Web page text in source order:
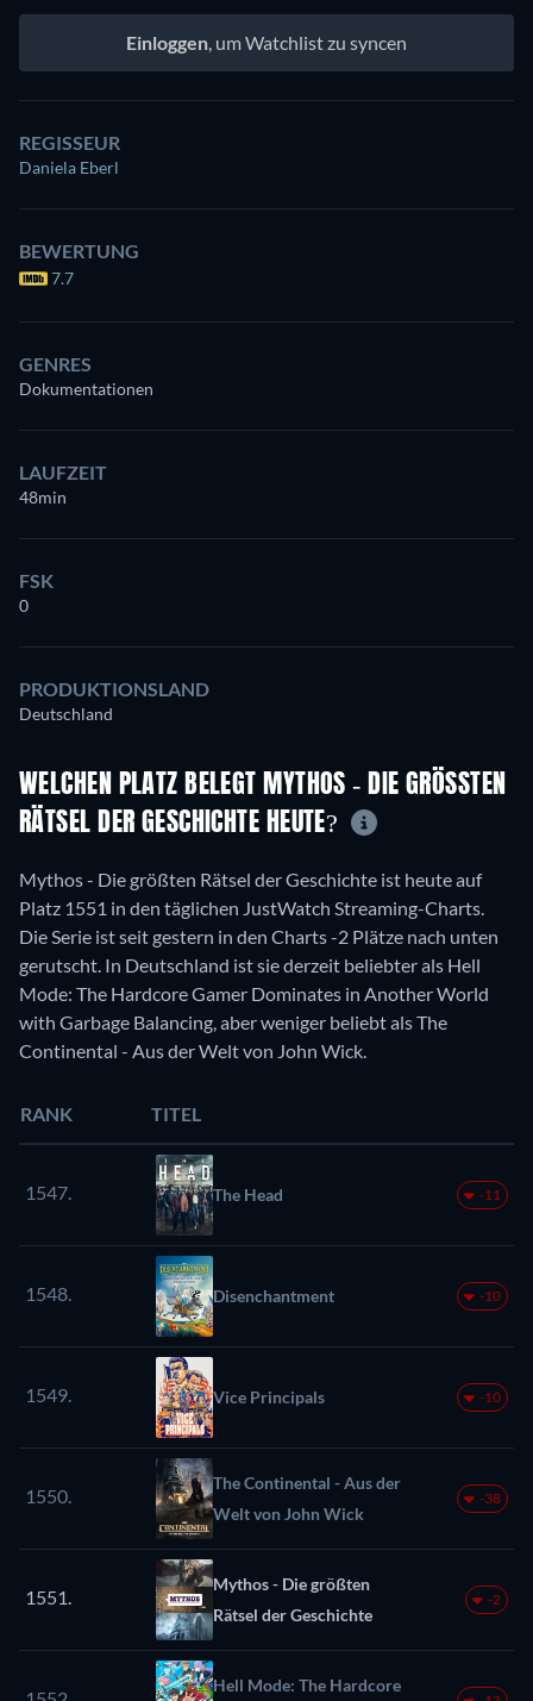
Einloggen, um Watchlist zu syncen
REGISSEUR
Daniela Eberl
BEWERTUNG
7.7
GENRES
Dokumentationen
LAUFZEIT
48min
FSK
0
PRODUKTIONSLAND
Deutschland
WELCHEN PLATZ BELEGT MYTHOS - DIE GRÖSSTEN R
ÄTSEL DER GESCHICHTE HEUTE?
Mythos - Die größten Rätsel der Geschichte ist heute auf
Platz 1551 in den täglichen JustWatch Streaming-Charts.
Die Serie ist seit gestern in den Charts -2 Plätze nach unten
gerutscht. In Deutschland ist sie derzeit beliebter als Hell
Mode: The Hardcore Gamer Dominates in Another World
with Garbage Balancing, aber weniger beliebt als The
Continental - Aus der Welt von John Wick.
RANK TITEL
1547. The Head -11
1548. Disenchantment -10
1549. Vice Principals -10
1550.
The Continental - Aus der
Welt von John Wick
-38
1551.
Mythos - Die größten
Rätsel der Geschichte
-2
Hell Mode: The Hardcore